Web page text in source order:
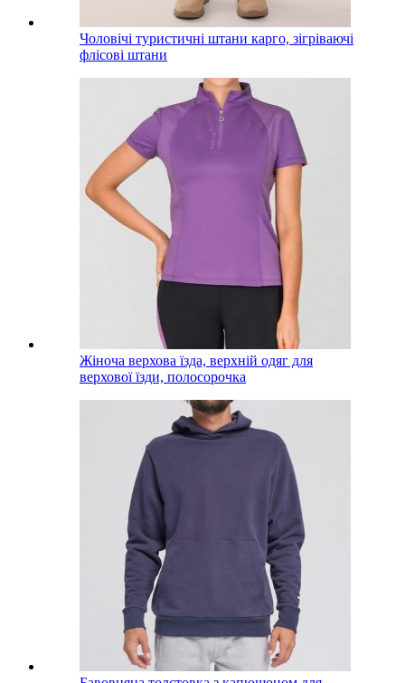
Чоловічі туристичні штани карго, зігріваючі
флісові штани
Жіноча верхова їзда, верхній одяг для
верхової їзди, полосорочка